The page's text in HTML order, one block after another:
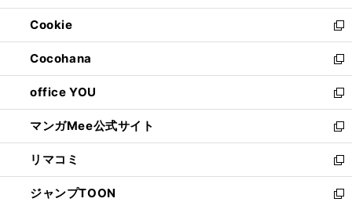
開
く
ウ
で
開
く
ン
ド
ウ
で
開
く
ウ
ィ
ン
ド
ウ
で
開
く
Cookie
新
し
い
ウ
ィ
ン
ド
ウ
で
開
く
Cocohana
新
し
い
ウ
ィ
ン
ド
ウ
で
office YOU
新
し
い
ウ
ィ
ン
ド
マンガMee公式サイト
新
し
い
ウ
ィ
リマコミ
新
し
い
ジャンプTOON 新